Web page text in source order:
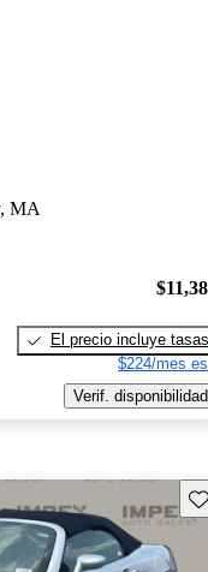
MA
El precio incluye tasas
$224/mes
Verif. disponibilidad